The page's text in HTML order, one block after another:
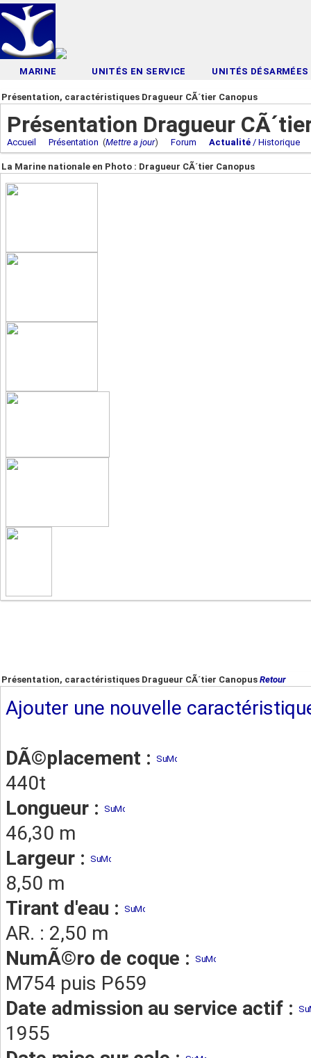
MARINE UNITÉS EN SERVICE UNITÉS DÉSARMÉES
Présentation, caractéristiques Dragueur CÃ´tier Canopus
Présentation Dragueur
Accueil Présentation (Mettre a jour) Forum Actualité / Historique
La Marine nationale en Photo : Dragueur CÃ´tier Canopus
Présentation, caractéristiques Dragueur CÃ´tier Canopus Retour
Ajouter une nouvelle
DÃ©placement :
440t
Longueur :
46,30 m
Largeur :
8,50 m
Tirant d'eau :
AR. : 2,50 m
NumÃ©ro de coque :
M754 puis P659
Date admission au service actif :
1955